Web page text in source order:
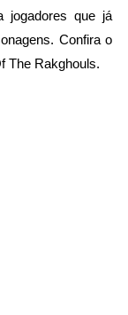
jogadores que já
Confira o
The Rakghouls.